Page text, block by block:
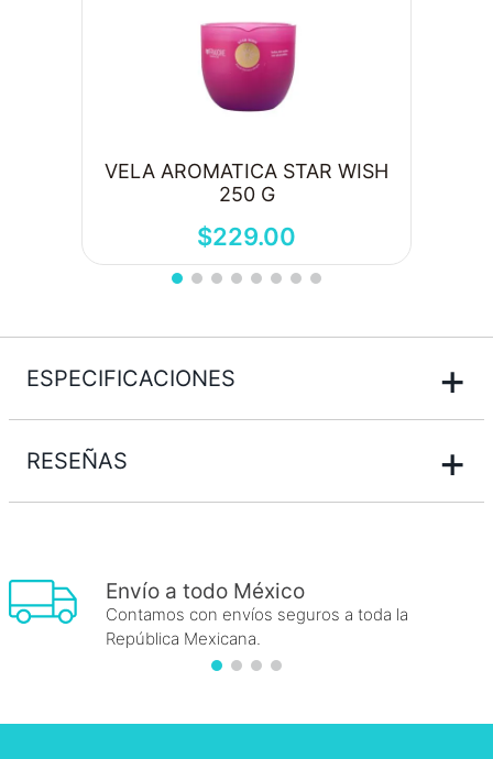
VELA AROMATICA STAR WISH
250 G
$229.00
ESPECIFICACIONES +
RESEÑAS +
Envío a todo México
Contamos con envíos seguros a toda la
República Mexicana.